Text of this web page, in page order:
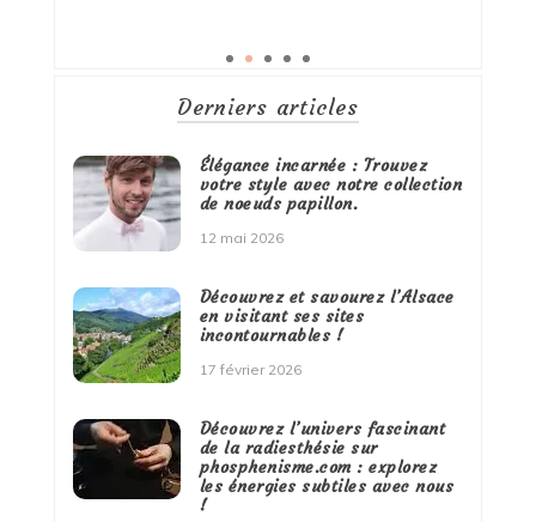
Derniers articles
Élégance incarnée : Trouvez
votre style avec notre collection
de noeuds papillon.
12 mai 2026
Découvrez et savourez l’Alsace
en visitant ses sites
incontournables !
17 février 2026
Découvrez l’univers fascinant
de la radiesthésie sur
phosphenisme.com : explorez
les énergies subtiles avec nous
!